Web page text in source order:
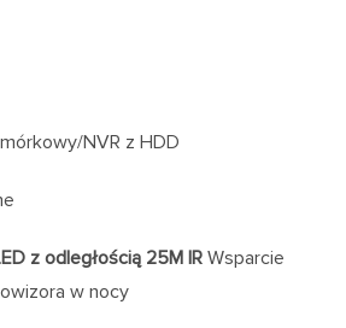
NVR z HDD
z odległością 25M IRWsparcie
w nocy